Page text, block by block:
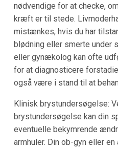
nødvendige for at checke,
kræft er til stede.
mistænkes, hvis du har
blødning eller smerte under
eller gynækolog kan ofte
for at diagnosticere
også være i stand til at
Klinisk brystundersøgelse:
brystundersøgelse kan din
eventuelle bekymrende
armhuler. Din ob-gyn eller